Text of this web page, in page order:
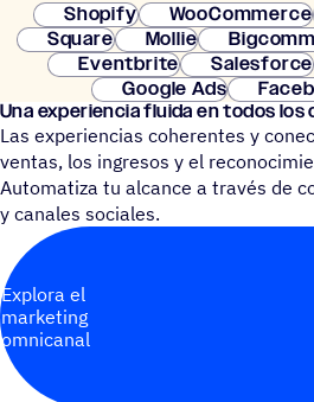
Shopify WooCommerce
Square
Mollie
Eventbrite
Salesforce
Google Ads
Una expe­rien­cia fluida en todos los
Las experiencias coherentes y
ventas, los ingresos y el
Automatiza tu alcance a través de
y canales sociales.
Explora el
marketing
omnicanal